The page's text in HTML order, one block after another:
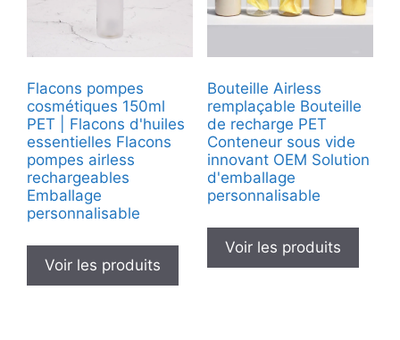
Flacons pompes
cosmétiques 150ml
PET | Flacons d'huiles
essentielles Flacons
pompes airless
rechargeables
Emballage
personnalisable
Voir les produits
Bouteille Airless
remplaçable Bouteille
de recharge PET
Conteneur sous vide
innovant OEM Solution
d'emballage
personnalisable
Voir les produits